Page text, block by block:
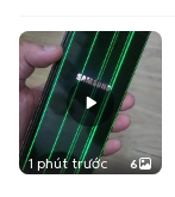
1 phút trước 6